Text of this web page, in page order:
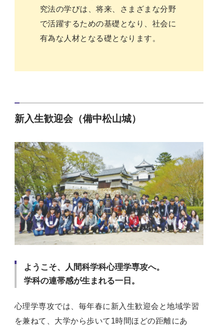
究法の学びは、将来、さまざまな分野
で活躍するための基礎となり、社会に
有為な人材となる礎となります。
新入生歓迎会（備中松山城）
ようこそ、人間科学科心理学専攻へ。
学科の連帯感が生まれる一日。
心理学専攻では、毎年春に新入生歓迎会と地域学習
を兼ねて、大学から歩いて1時間ほどの距離にあ